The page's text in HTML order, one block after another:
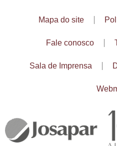
Mapa do site
Fale conosco
Sala de Imprensa